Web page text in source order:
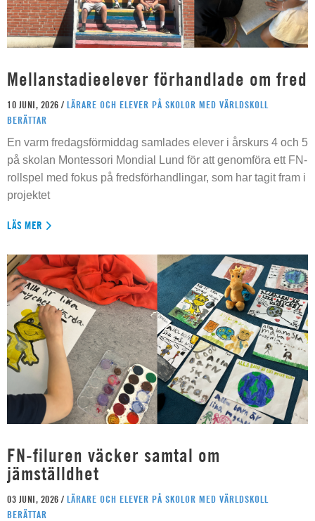
Mellanstadieelever förhandlade om fred
10 JUNI, 2026 / LÄRARE OCH ELEVER PÅ SKOLOR MED VÄRLDSKOLL
BERÄTTAR
En varm fredagsförmiddag samlades elever i årskurs 4 och 5
på skolan Montessori Mondial Lund för att genomföra ett FN-
rollspel med fokus på fredsförhandlingar, som har tagit fram i
projektet
LÄS MER
FN-filuren väcker samtal om
jämställdhet
03 JUNI, 2026 / LÄRARE OCH ELEVER PÅ SKOLOR MED VÄRLDSKOLL
BERÄTTAR